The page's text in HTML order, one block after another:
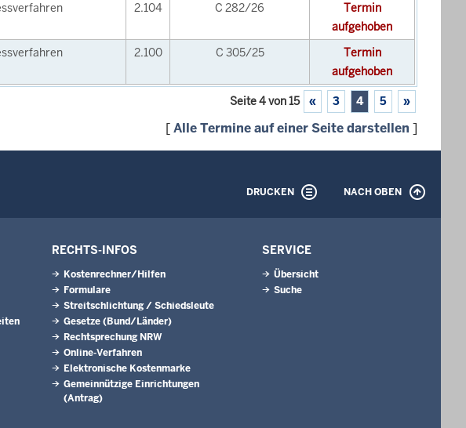
2.104 C 282/26
Termin
aufgehoben
2.100 C 305/25
Termin
aufgehoben
Seite 4 von 15 « 3 4 5 »
[Alle Termine auf einer Seite darstellen ]
DRUCKEN NACH OBEN
RECHTS-INFOS
Kostenrechner/Hilfen
Formulare
Streitschlichtung / Schiedsleute
Gesetze (Bund/Länder)
Rechtsprechung NRW
Online-Verfahren
Elektronische Kostenmarke
Gemeinnützige Einrichtungen
(Antrag)
SERVICE
Übersicht
Suche